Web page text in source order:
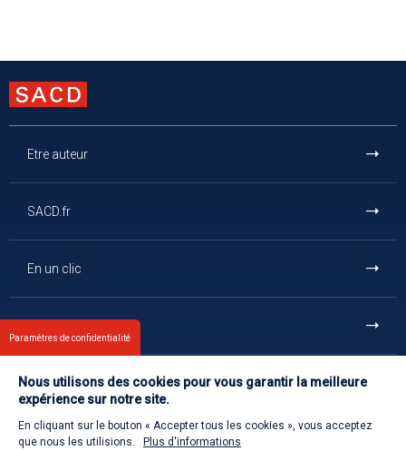
Etre auteur
SACD.fr
En un clic
Contact
Retour à l'accueil
Paramètres de confidentialité
Nous utilisons des cookies pour vous garantir la meilleure
expérience sur notre site.
En cliquant sur le bouton « Accepter tous les cookies », vous acceptez
que nous les utilisions.
Plus d'informations